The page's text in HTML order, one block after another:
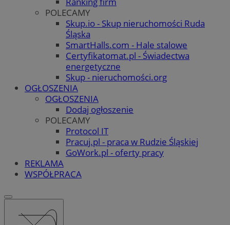
POLECAMY
Skup.io - Skup nieruchomości Ruda
Śląska
SmartHalls.com - Hale stalowe
Certyfikatomat.pl - Świadectwa
energetyczne
Skup - nieruchomości.org
OGŁOSZENIA
OGŁOSZENIA
Dodaj ogłoszenie
POLECAMY
Protocol IT
Pracuj.pl - praca w Rudzie Śląskiej
GoWork.pl - oferty pracy
REKLAMA
WSPÓŁPRACA